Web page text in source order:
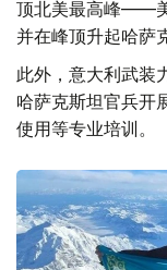
顶北美最高峰——
并在峰顶升起哈萨
此外，意大利武装
哈萨克斯坦官兵开
使用等专业培训。